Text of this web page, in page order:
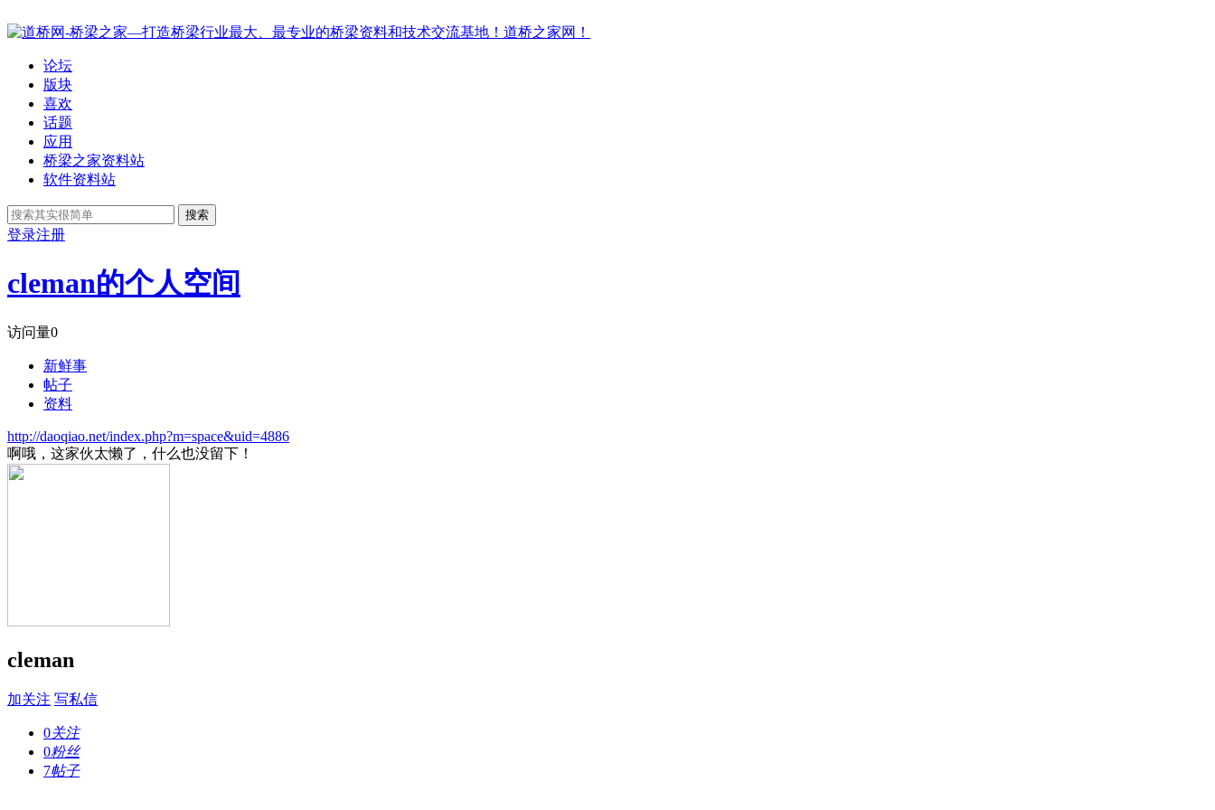
论坛
版块
喜欢
话题
应用
桥梁之家资料站
软件资料站
搜索
登录注册
cleman的个人空间
访问量0
新鲜事
帖子
资料
http://daoqiao.net/index.php?m=space&uid=4886
啊哦，这家伙太懒了，什么也没留下！
cleman
加关注 写私信
0关注
0粉丝
7帖子